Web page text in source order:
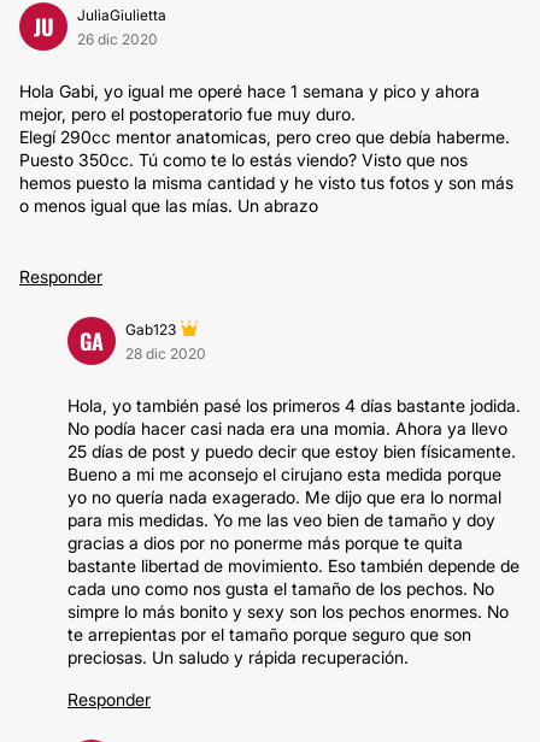
JU
JuliaGiulietta
26 dic 2020
Hola Gabi, yo igual me operé hace 1 semana y pico y ahora
mejor, pero el postoperatorio fue muy duro.
Elegí 290cc mentor anatomicas, pero creo que debía haberme.
Puesto 350cc. Tú como te lo estás viendo? Visto que nos
hemos puesto la misma cantidad y he visto tus fotos y son más
o menos igual que las mías. Un abrazo
Responder
GA
Gab123
28 dic 2020
Hola, yo también pasé los primeros 4 días bastante jodida.
No podía hacer casi nada era una momia. Ahora ya llevo
25 días de post y puedo decir que estoy bien físicamente.
Bueno a mi me aconsejo el cirujano esta medida porque
yo no quería nada exagerado. Me dijo que era lo normal
para mis medidas. Yo me las veo bien de tamaño y doy
gracias a dios por no ponerme más porque te quita
bastante libertad de movimiento. Eso también depende de
cada uno como nos gusta el tamaño de los pechos. No
simpre lo más bonito y sexy son los pechos enormes. No
te arrepientas por el tamaño porque seguro que son
preciosas. Un saludo y rápida recuperación.
Responder